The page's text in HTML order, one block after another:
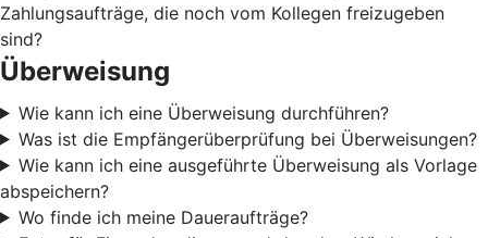
Zahlungsaufträge, die noch vom Kollegen freizugeben
sind?
Überweisung
Wie kann ich eine Überweisung durchführen?
Was ist die Empfängerüberprüfung bei Überweisungen?
Wie kann ich eine ausgeführte Überweisung als Vorlage
abspeichern?
Wo finde ich meine Daueraufträge?